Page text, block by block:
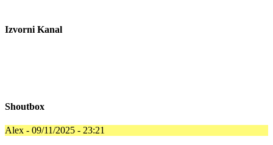
Izvorni Kanal
Shoutbox
Alex - 09/11/2025 - 23:21